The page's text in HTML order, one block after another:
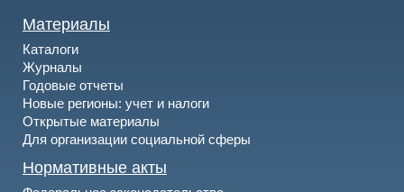
Материалы
Каталоги
Журналы
Годовые отчеты
Новые регионы: учет и налоги
Открытые материалы
Для организации социальной сферы
Нормативные акты